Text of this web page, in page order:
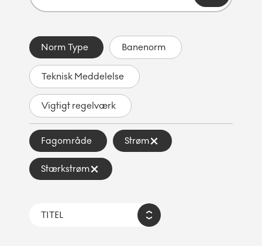
Norm Type Banenorm
Teknisk Meddelelse
Vigtigt regelværk
Fagområde Strøm
Stærkstrøm